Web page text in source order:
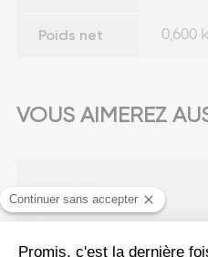
Poids net 0,600
VOUS AIMEREZ